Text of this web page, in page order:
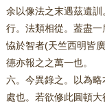
余以像法之末遇茲遺
行。法類相從。葢盡
恊於智者(天竺西明皆
德亦報之之萬一也
六。今異錄之。以為
處也。若欲修此圓頓